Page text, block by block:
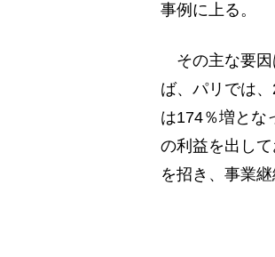
事例に上る。
その主な要因
ば、パリでは
は174％増とな
の利益を出し
を招き、事業継